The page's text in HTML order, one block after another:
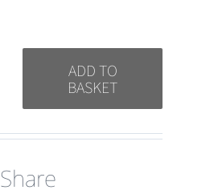
ADD TO
BASKET
Share